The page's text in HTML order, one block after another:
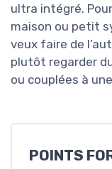
ultra intégré.
maison ou petit
veux faire de
plutôt regarder
ou couplées à
POINTS